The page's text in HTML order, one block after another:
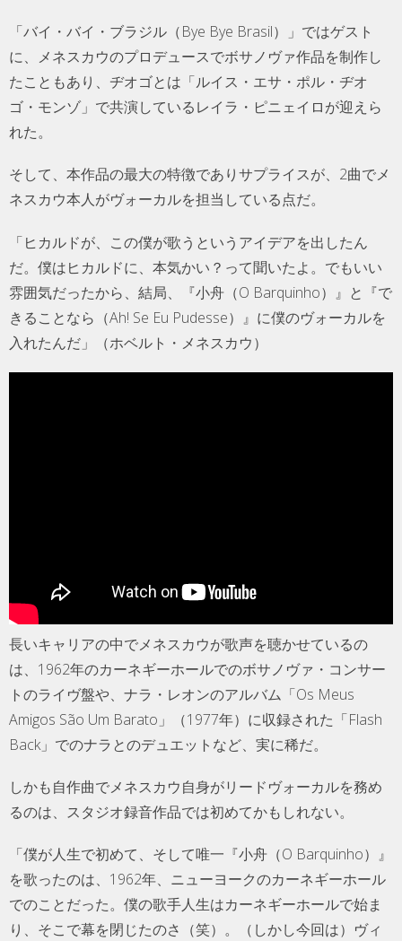
「バイ・バイ・ブラジル（Bye Bye Brasil）」ではゲスト
に、メネスカウのプロデュースでボサノヴァ作品を制作し
たこともあり、ヂオゴとは「ルイス・エサ・ポル・ヂオ
ゴ・モンゾ」で共演しているレイラ・ピニェイロが迎えら
れた。
そして、本作品の最大の特徴でありサプライスが、2曲でメ
ネスカウ本人がヴォーカルを担当している点だ。
「ヒカルドが、この僕が歌うというアイデアを出したん
だ。僕はヒカルドに、本気かい？って聞いたよ。でもいい
雰囲気だったから、結局、『小舟（O Barquinho）』と『で
きることなら（Ah! Se Eu Pudesse）』に僕のヴォーカルを
入れたんだ」（ホベルト・メネスカウ）
長いキャリアの中でメネスカウが歌声を聴かせているの
は、1962年のカーネギーホールでのボサノヴァ・コンサー
トのライヴ盤や、ナラ・レオンのアルバム「Os Meus
Amigos São Um Barato」（1977年）に収録された「Flash
Back」でのナラとのデュエットなど、実に稀だ。
しかも自作曲でメネスカウ自身がリードヴォーカルを務め
るのは、スタジオ録音作品では初めてかもしれない。
「僕が人生で初めて、そして唯一『小舟（O Barquinho）』
を歌ったのは、1962年、ニューヨークのカーネギーホール
でのことだった。僕の歌手人生はカーネギーホールで始ま
り、そこで幕を閉じたのさ（笑）。（しかし今回は）ヴィ